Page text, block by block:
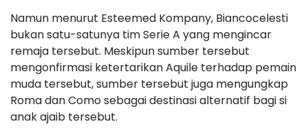
Namun menurut Esteemed Kompany, Biancocelesti
bukan satu-satunya tim Serie A yang mengincar
remaja tersebut. Meskipun sumber tersebut
mengonfirmasi ketertarikan Aquile terhadap pemain
muda tersebut, sumber tersebut juga mengungkap
Roma dan Como sebagai destinasi alternatif bagi si
anak ajaib tersebut.